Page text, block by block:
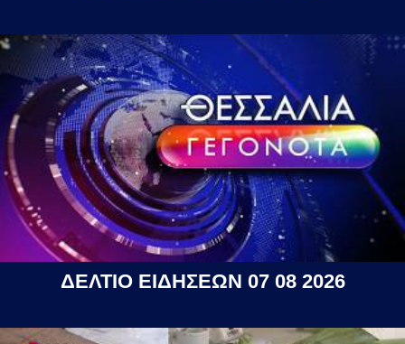
ΔΕΛΤΙΟ ΕΙΔΗΣΕΩΝ 07 08 2026